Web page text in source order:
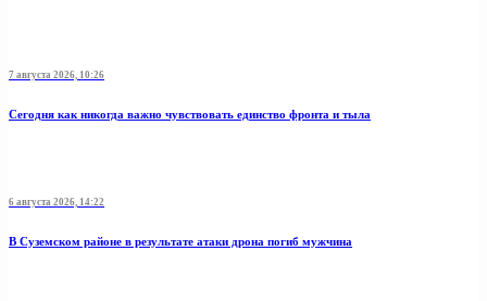
7 августа 2026, 10:26
Сегодня как никогда важно чувствовать единство фронта и тыла
6 августа 2026, 14:22
В Суземском районе в результате атаки дрона погиб мужчина